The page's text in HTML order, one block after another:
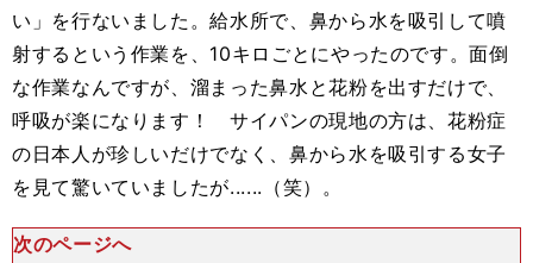
い」を行ないました。給水所で、鼻から水を吸引して噴
射するという作業を、10キロごとにやったのです。面倒
な作業なんですが、溜まった鼻水と花粉を出すだけで、
呼吸が楽になります！ サイパンの現地の方は、花粉症
の日本人が珍しいだけでなく、鼻から水を吸引する女子
を見て驚いていましたが......（笑）。
次のページへ